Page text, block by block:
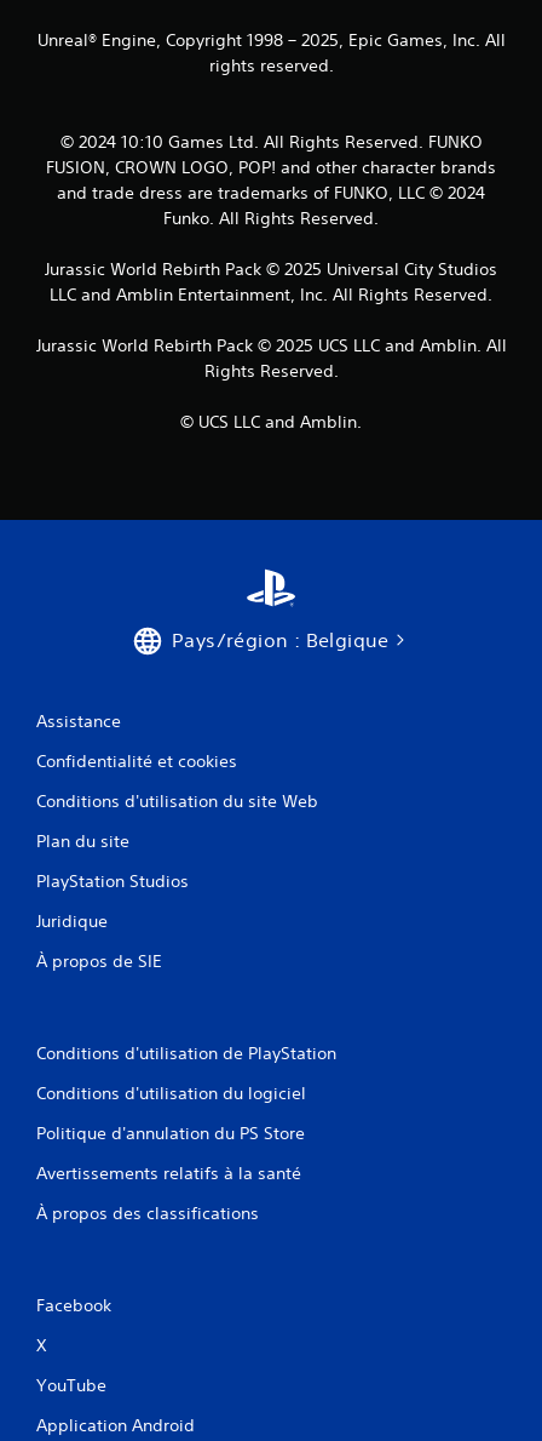
Unreal® Engine, Copyright 1998 – 2025, Epic Games, Inc. All
rights reserved.
© 2024 10:10 Games Ltd. All Rights Reserved. FUNKO
FUSION, CROWN LOGO, POP! and other character brands
and trade dress are trademarks of FUNKO, LLC © 2024
Funko. All Rights Reserved.
Jurassic World Rebirth Pack © 2025 Universal City Studios
LLC and Amblin Entertainment, Inc. All Rights Reserved.
Jurassic World Rebirth Pack © 2025 UCS LLC and Amblin. All
Rights Reserved.
© UCS LLC and Amblin.
Pays/région : Belgique
Assistance
Confidentialité et cookies
Conditions d'utilisation du site Web
Plan du site
PlayStation Studios
Juridique
À propos de SIE
Conditions d'utilisation de PlayStation
Conditions d'utilisation du logiciel
Politique d'annulation du PS Store
Avertissements relatifs à la santé
À propos des classifications
Facebook
X
YouTube
Application Android